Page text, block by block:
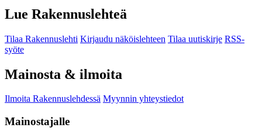
Lue Rakennuslehteä
Tilaa Rakennuslehti Kirjaudu näköislehteen Tilaa uutiskirje RSS-
syöte
Mainosta & ilmoita
Ilmoita Rakennuslehdessä Myynnin yhteystiedot
Mainostajalle